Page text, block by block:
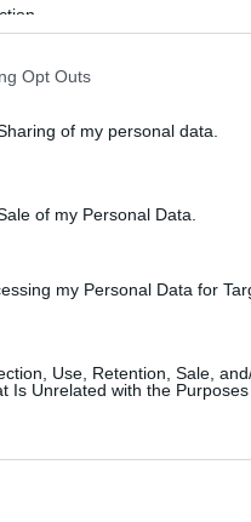
Opt Outs
of my personal data.
of my Personal Data.
my Personal Data for
Use, Retention, Sale,
Is Unrelated with the
-και πρέπει
τοπόσημα, με
αθλητισμού και
θεματικούς
παγκόσμιου